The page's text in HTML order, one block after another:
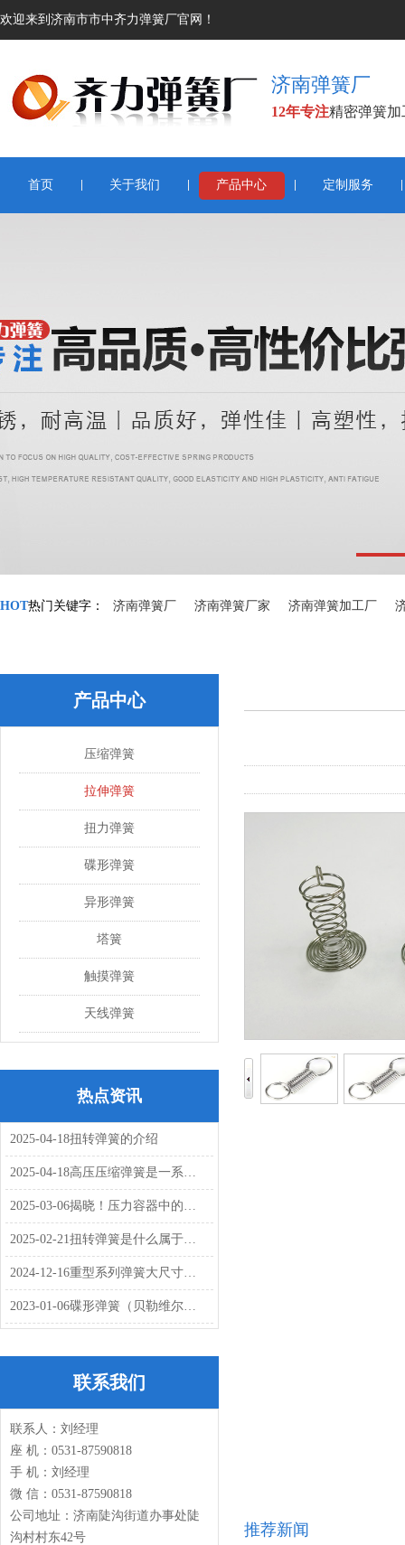
欢迎来到济南市市中齐力弹簧厂官网！
济南弹簧厂
12年专注精密弹簧
首页 关于我们 产品中心 定制服务
HOT热门关键字： 济南弹簧厂 济南弹簧厂家 济南弹簧加工厂
产品中心
压缩弹簧
拉伸弹簧
扭力弹簧
碟形弹簧
异形弹簧
塔簧
触摸弹簧
天线弹簧
热点资讯
2025-04-18扭转弹簧的介绍
2025-04-18高压压缩弹簧是一系列细长的低指数压缩弹簧吗
2025-03-06揭晓！压力容器中的关键紧固件：碟形弹簧
2025-02-21扭转弹簧是什么属于螺旋弹簧吗？独特之处是什么
2024-12-16重型系列弹簧大尺寸和高弹簧刚度组合
2023-01-06碟形弹簧（贝勒维尔簧垫圈）的用途有哪些应用到哪些行业
联系我们
联系人：刘经理
座 机：0531-87590818
手 机：刘经理
微 信：0531-87590818
公司地址：济南陡沟街道办事处陡
沟村村东42号
推荐新闻